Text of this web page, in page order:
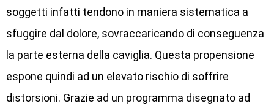
soggetti infatti tendono in maniera sistematica a
sfuggire dal dolore, sovraccaricando di conseguenza
la parte esterna della caviglia. Questa propensione
espone quindi ad un elevato rischio di soffrire
distorsioni. Grazie ad un programma disegnato ad